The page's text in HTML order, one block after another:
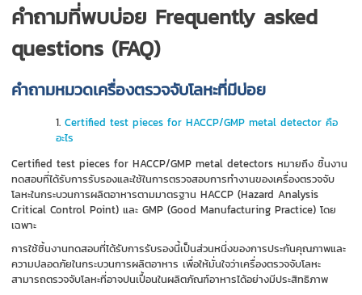
คำถามที่พบบ่อย Frequently asked
questions (FAQ)
คำถามหมวดเครื่องตรวจจับโลหะที่มีบ่อย
Certified test pieces for HACCP/GMP metal detector คือ
อะไร
Certified test pieces for HACCP/GMP metal detectors หมายถึง ชิ้นงาน
ทดสอบที่ได้รับการรับรองและใช้ในการตรวจสอบการทำงานของเครื่องตรวจจับ
โลหะในกระบวนการผลิตอาหารตามมาตรฐาน HACCP (Hazard Analysis
Critical Control Point) และ GMP (Good Manufacturing Practice) โดย
เฉพาะ
การใช้ชิ้นงานทดสอบที่ได้รับการรับรองนี้เป็นส่วนหนึ่งของการประกันคุณภาพและ
ความปลอดภัยในกระบวนการผลิตอาหาร เพื่อให้มั่นใจว่าเครื่องตรวจจับโลหะ
สามารถตรวจจับโลหะที่อาจปนเปื้อนในผลิตภัณฑ์อาหารได้อย่างมีประสิทธิภาพ